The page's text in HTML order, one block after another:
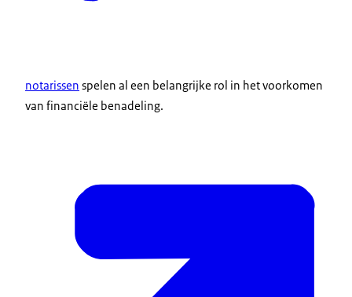
notarissen spelen al een belangrijke rol in het voorkomen
van financiële benadeling.